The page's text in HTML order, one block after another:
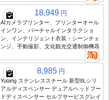
18,949 円
AIカメラプリンター、プリンターオール
インワン、バーチャルインタラクショ
ン、インテリジェント衣装・シーンチェ
ンジ、手動撮影、文化観光交通制御機器
8,985 円
Yuding ステンレススチール 新型8Lシリ
アルディスペンサー デュアルヘッドフー
ドディスペンサー セルフサービスグレイ